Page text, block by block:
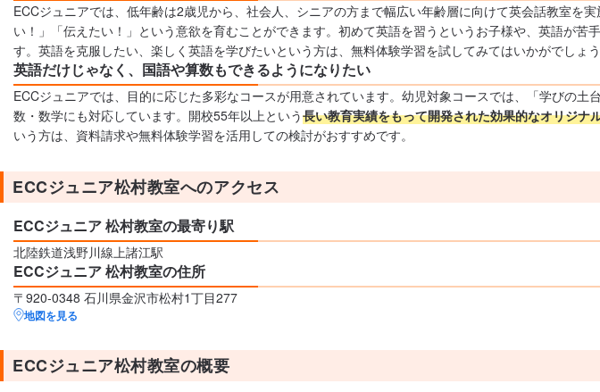
ECCジュニアでは、低年齢は2歳児から、社会人、シニアの方まで幅広い年齢層に向けて英会話教室
い！」「伝えたい！」という意欲を育むことができます。初めて英語を習うというお子様や、英語が苦手
す。英語を克服したい、楽しく英語を学びたいという方は、無料体験学習を試してみてはいかがでしょう
英語だけじゃなく、国語や算数もできるようになりたい
ECCジュニアでは、目的に応じた多彩なコースが用意されています。幼児対象コースでは、「学びの
数・数学にも対応しています。開校55年以上という長い教育実績をもって開発された効果的なオリジ
いう方は、資料請求や無料体験学習を活用しての検討がおすすめです。
ECCジュニア松村教室へのアクセス
ECCジュニア 松村教室の最寄り駅
北陸鉄道浅野川線上諸江駅
ECCジュニア 松村教室の住所
〒920-0348 石川県金沢市松村1丁目277
地図を見る
ECCジュニア松村教室の概要